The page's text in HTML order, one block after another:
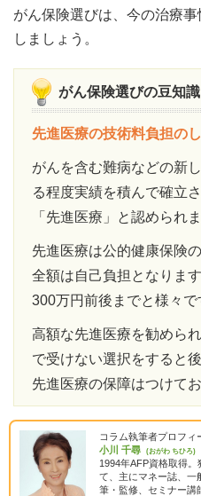
がん保険選びは、今の治療
しましょう。
がん保険選びの豆知識
先進医療の技術料負担の
がんを含む難病などの新
る程度実績を積んで確立
「先進医療」と認められま
先進医療は公的健康保険
全額は自己負担となりま
300万円前後までと様々で
高額な先進医療を勧めら
で受けない選択をすると
先進医療の保障はつけて
コラム執筆者プロフィ
小川 千尋
(おがわ ちひろ)
1994年AFP資格取得
て、主にマネー誌、一
筆・監修、セミナー講